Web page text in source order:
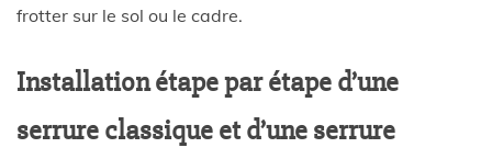
frotter sur le sol ou le cadre.
Installation étape par étape d’une
serrure classique et d’une serrure